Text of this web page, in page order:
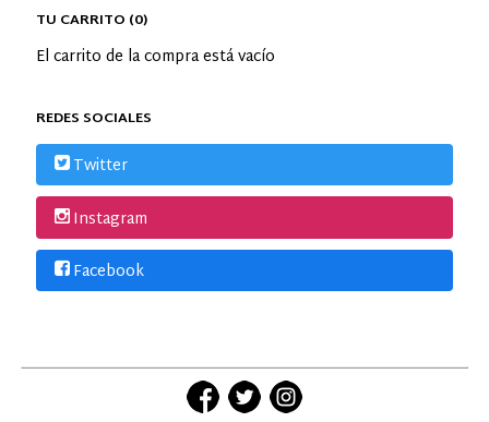
TU CARRITO (0)
El carrito de la compra está vacío
REDES SOCIALES
Twitter
Instagram
Facebook